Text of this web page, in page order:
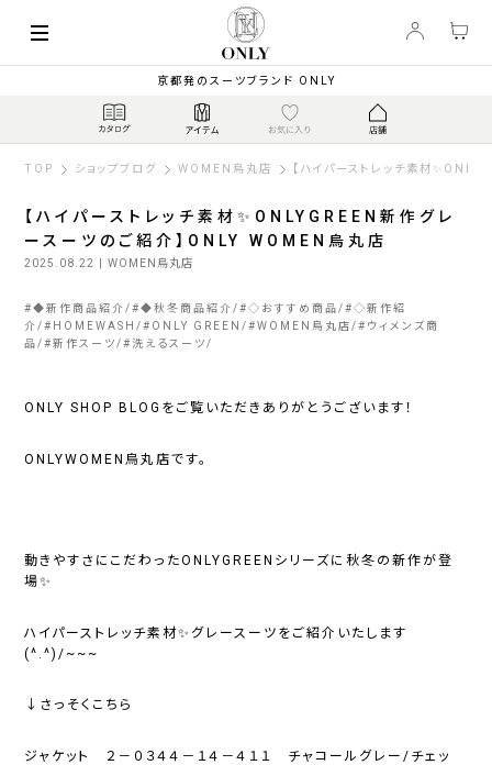
京都発のスーツブランド ONLY
TOP ショップブログ WOMEN烏丸店 【ハイパーストレッチ素材
【ハイパーストレッチ素材✨ONLYGREEN新作グレ
ースーツのご紹介】ONLY WOMEN烏丸店
2025.08.22 | WOMEN烏丸店
#◆新作商品紹介 #◆秋冬商品紹介 #◇おすすめ商品 #◇新作紹
介 # HOMEWASH # ONLY GREEN #WOMEN烏丸店 # ウィメンズ商
品 #新作スーツ # 洗えるスーツ
ONLY SHOP BLOGをご覧いただきありがとうございます！
ONLYWOMEN烏丸店です。
動きやすさにこだわったONLYGREENシリーズに秋冬の新作が登
場✨
ハイパーストレッチ素材✨グレースーツをご紹介いたします
(^.^)/~~~
↓さっそくこちら
ジャケット ２－０３４４－１４－４１１ チャコールグレー/チェッ